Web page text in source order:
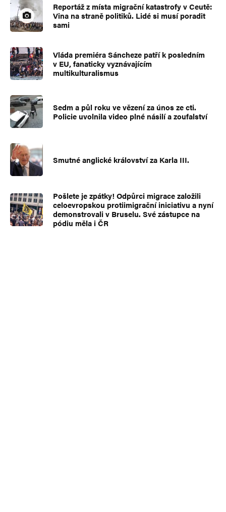
Reportáž z místa migrační katastrofy v Ceutě:
Vina na straně politiků. Lidé si musí poradit
sami
Vláda premiéra Sáncheze patří k posledním
v EU, fanaticky vyznávajícím
multikulturalismus
Sedm a půl roku ve vězení za únos ze cti.
Policie uvolnila video plné násilí a zoufalství
Smutné anglické království za Karla III.
Pošlete je zpátky! Odpůrci migrace založili
celoevropskou protiimigrační iniciativu a nyní
demonstrovali v Bruselu. Své zástupce na
pódiu měla i ČR